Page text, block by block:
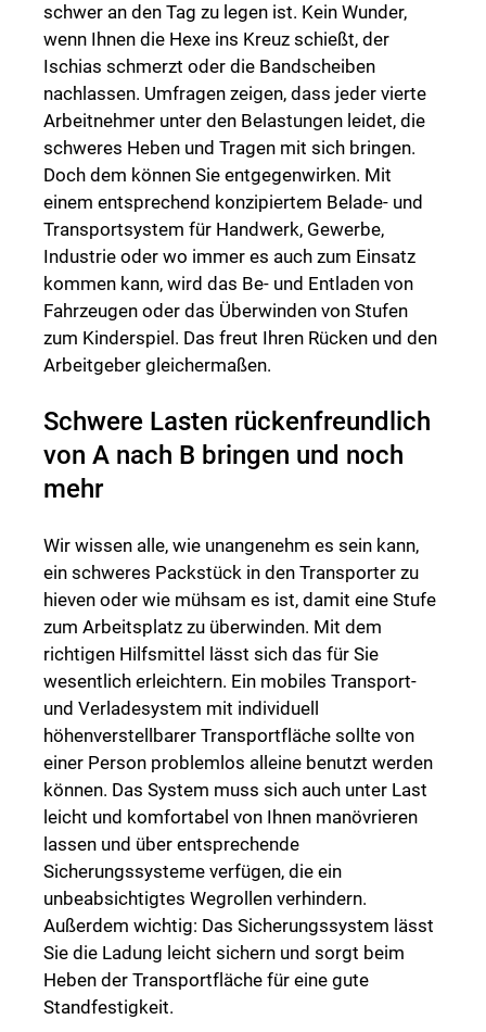
schwer an den Tag zu legen ist. Kein Wunder,
wenn Ihnen die Hexe ins Kreuz schießt, der
Ischias schmerzt oder die Bandscheiben
nachlassen. Umfragen zeigen, dass jeder vierte
Arbeitnehmer unter den Belastungen leidet, die
schweres Heben und Tragen mit sich bringen.
Doch dem können Sie entgegenwirken. Mit
einem entsprechend konzipiertem Belade- und
Transportsystem für Handwerk, Gewerbe,
Industrie oder wo immer es auch zum Einsatz
kommen kann, wird das Be- und Entladen von
Fahrzeugen oder das Überwinden von Stufen
zum Kinderspiel. Das freut Ihren Rücken und den
Arbeitgeber gleichermaßen.
Schwere Lasten rückenfreundlich
von A nach B bringen und noch
mehr
Wir wissen alle, wie unangenehm es sein kann,
ein schweres Packstück in den Transporter zu
hieven oder wie mühsam es ist, damit eine Stufe
zum Arbeitsplatz zu überwinden. Mit dem
richtigen Hilfsmittel lässt sich das für Sie
wesentlich erleichtern. Ein mobiles Transport-
und Verladesystem mit individuell
höhenverstellbarer Transportfläche sollte von
einer Person problemlos alleine benutzt werden
können. Das System muss sich auch unter Last
leicht und komfortabel von Ihnen manövrieren
lassen und über entsprechende
Sicherungssysteme verfügen, die ein
unbeabsichtigtes Wegrollen verhindern.
Außerdem wichtig: Das Sicherungssystem lässt
Sie die Ladung leicht sichern und sorgt beim
Heben der Transportfläche für eine gute
Standfestigkeit.